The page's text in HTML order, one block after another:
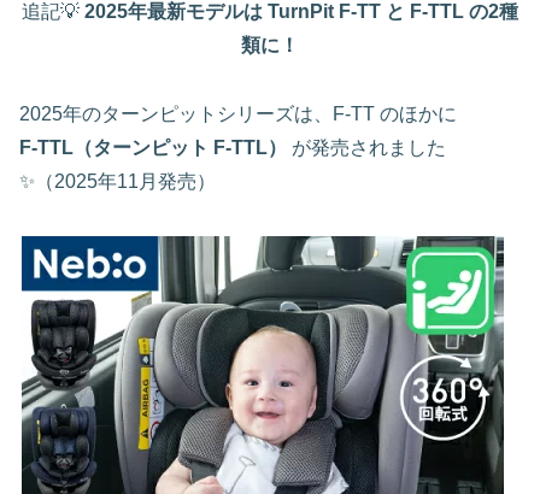
追記💡 2025年最新モデルは TurnPit F‑TT と F‑TTL の2種
類に！
2025年のターンピットシリーズは、F‑TT のほかに
F‑TTL（ターンピット F‑TTL）
が発売されました
✨（2025年11月発売）